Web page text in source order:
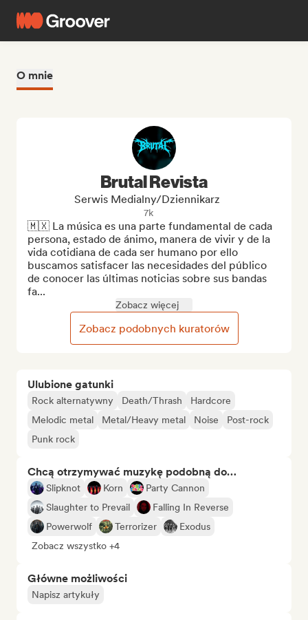
O mnie
Ulubione gatunki
Rock alternatywny Death/Thrash
Hardcore
Melodic metal
Metal/Heavy metal Noise
Post-rock
Punk rock
Chcą otrzymywać muzykę podobną do…
Slipknot Korn
Party Cannon
Slaughter to Prevail
Falling In Reverse
Powerwolf
Terrorizer
Exodus
Zobacz wszystko +4
Główne możliwości
Napisz artykuły
Brutal Revista
Serwis Medialny/Dziennikarz
7k
🇲🇽 La música es una parte fundamental de cada
persona, estado de ánimo, manera de vivir y de la
vida cotidiana de cada ser humano por ello
buscamos satisfacer las necesidades del público
de conocer las últimas noticias sobre sus bandas
fa...
Zobacz więcej
Zobacz podobnych kuratorów